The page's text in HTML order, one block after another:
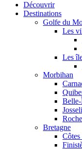
Découvrir
Destinations
Golfe du
Les
Les
Morbihan
Bretagne